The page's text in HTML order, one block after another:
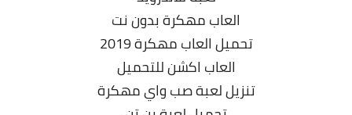
العاب مهكرة بدون نت
تحميل العاب مهكرة 2019
العاب اكشن للتحميل
تنزيل لعبة صب واي مهكرة